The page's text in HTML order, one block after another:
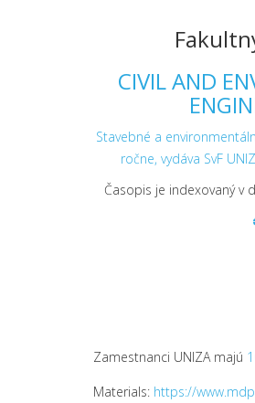
CIVIL AND
Stavebné a
ročne, vydáva SvF
Časopis je indexovaný v
Zamestnanci UNIZA majú
Materials: https://